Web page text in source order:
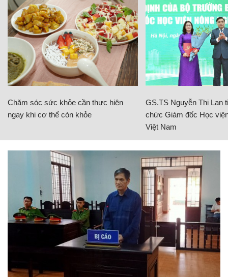
Chăm sóc sức khỏe cần thực hiện
ngay khi cơ thể còn khỏe
GS.TS Nguyễn Thị Lan
chức Giám đốc Học
Việt Nam